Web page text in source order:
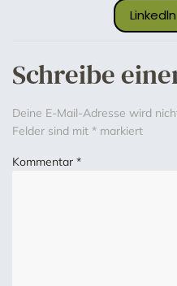
Linkedln
Schreibe
Deine E-Mail-Adresse wird
Felder sind mit * markiert
Kommentar *